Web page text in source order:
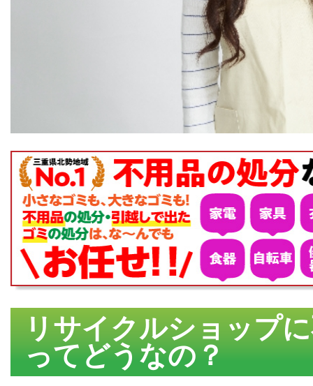
リサイクルショップ
ってどうなの？